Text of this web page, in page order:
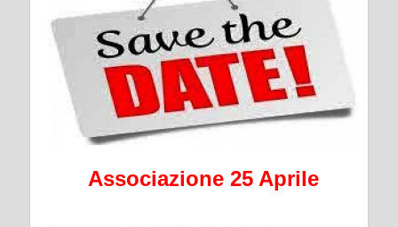
Associazione 25 Aprile